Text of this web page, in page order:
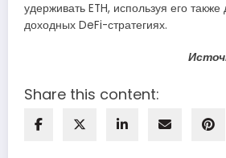
удерживать ETH, используя его
доходных DeFi-стратегиях.
Share this content: